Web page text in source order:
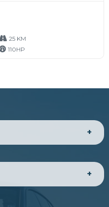
25 KM
110HP
EKONOMİK ARAÇLAR
BANKA HESAPLARIMIZ